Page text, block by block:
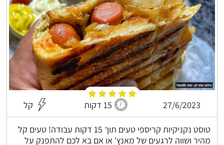
27/6/2023 15 דקות קל
טוסט נקניקיות קריספי טעים תוך 15 דקות עבודה! טעים קל
מהיר ושווה לרגעים של מאנץ' או אם בא לכם להתפנק על